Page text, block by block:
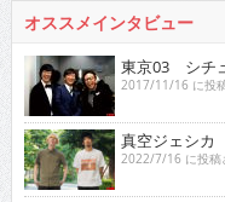
オススメインタビュー
東京03 シチ
2017/11/16 に投
真空ジェシカ
2022/7/16 に投稿